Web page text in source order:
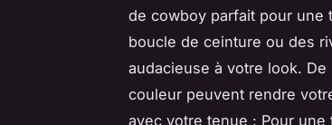
de cowboy parfait pour une
boucle de ceinture ou des
audacieuse à votre look.
couleur peuvent rendre
avec votre tenue : Pour